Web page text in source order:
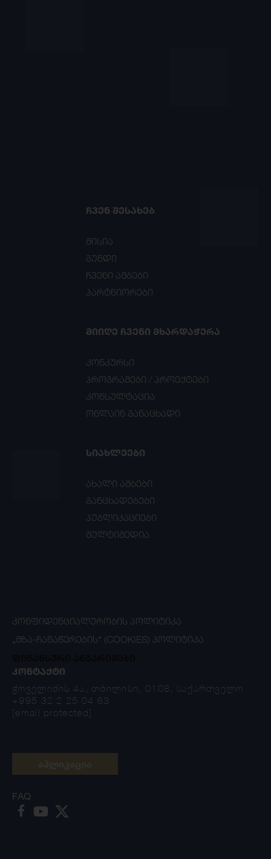
ᲩᲕᲔᲜ ᲨᲔᲡᲐᲮᲔᲑ
მისია
გუნდი
ჩვენი ამბები
პარტნიორები
ᲛᲘᲘᲦᲔ ᲩᲕᲔᲜᲘ ᲛᲮᲐᲠᲓᲐᲭᲔᲠᲐ
კონკურსი
პროგრამები / პროექტები
კონსულტაცია
ონლაინ განაცხადი
ᲡᲘᲐᲮᲚᲔᲔᲑᲘ
ახალი ამბები
განცხადებები
პუბლიკაციები
მულტიმედია
ᲙᲝᲜᲤᲘᲓᲔᲜᲪᲘᲐᲚᲣᲠᲝᲑᲘᲡ ᲞᲝᲚᲘᲢᲘᲙᲐ
„ᲛᲖᲐ-ᲩᲐᲜᲐᲬᲔᲠᲔᲑᲘᲡ“ (COOKIES) ᲞᲝᲚᲘᲢᲘᲙᲐ
ᲙᲝᲜᲢᲐᲥᲢᲘ
ჭოველიძის 4ა, თბილისი, 0108, საქართველო
+995 32 2 25 04 63
[email protected]
FAQ